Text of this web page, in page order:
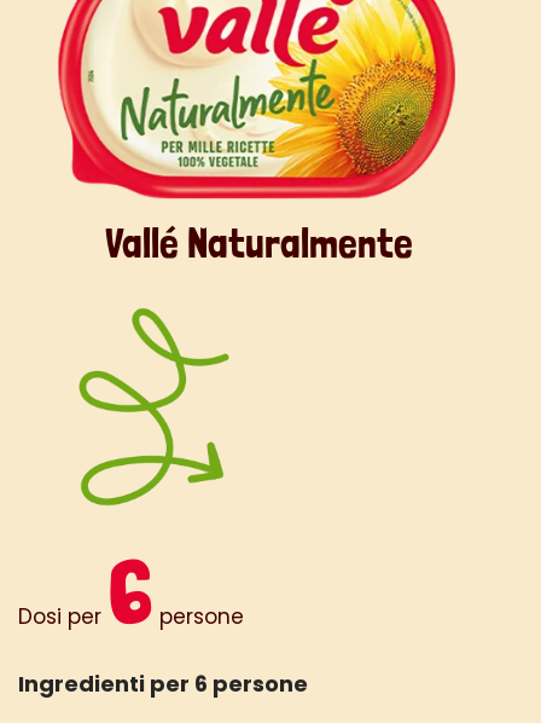
Dosi per 6 persone
Ingredienti per 6 persone
Vallé Naturalmente